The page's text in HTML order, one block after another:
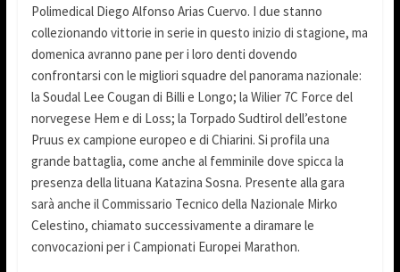
Polimedical Diego Alfonso Arias Cuervo. I due stanno
collezionando vittorie in serie in questo inizio di stagione, ma
domenica avranno pane per i loro denti dovendo
confrontarsi con le migliori squadre del panorama nazionale:
la Soudal Lee Cougan di Billi e Longo; la Wilier 7C Force del
norvegese Hem e di Loss; la Torpado Sudtirol dell’estone
Pruus ex campione europeo e di Chiarini. Si profila una
grande battaglia, come anche al femminile dove spicca la
presenza della lituana Katazina Sosna. Presente alla gara
sarà anche il Commissario Tecnico della Nazionale Mirko
Celestino, chiamato successivamente a diramare le
convocazioni per i Campionati Europei Marathon.